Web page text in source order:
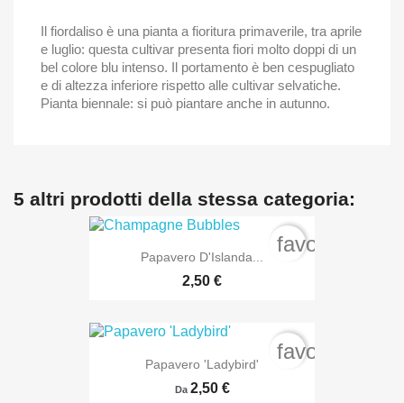
Il fiordaliso è una pianta a fioritura primaverile, tra aprile
e luglio: questa cultivar presenta fiori molto doppi di un
bel colore blu intenso. Il portamento è ben cespugliato
e di altezza inferiore rispetto alle cultivar selvatiche.
Pianta biennale: si può piantare anche in autunno.
5 altri prodotti della stessa categoria:
Papavero D'Islanda...
2,50 €
Papavero 'Ladybird'
Da 2,50 €